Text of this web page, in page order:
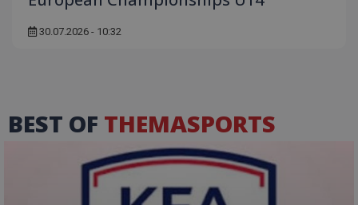
30.07.2026 - 10:32
BEST OF THEMASPORTS